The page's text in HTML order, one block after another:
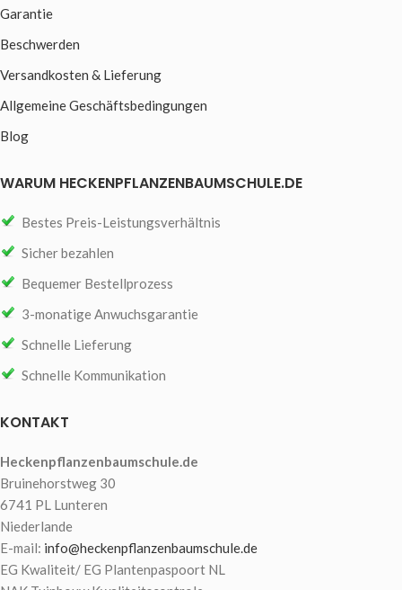
Garantie
Beschwerden
Versandkosten & Lieferung
Allgemeine Geschäftsbedingungen
Blog
WARUM HECKENPFLANZENBAUMSCHULE.DE
Bestes Preis-Leistungsverhältnis
Sicher bezahlen
Bequemer Bestellprozess
3-monatige Anwuchsgarantie
Schnelle Lieferung
Schnelle Kommunikation
KONTAKT
Heckenpflanzenbaumschule.de
Bruinehorstweg 30
6741 PL Lunteren
Niederlande
E-mail: info@heckenpflanzenbaumschule.de
EG Kwaliteit/ EG Plantenpaspoort NL